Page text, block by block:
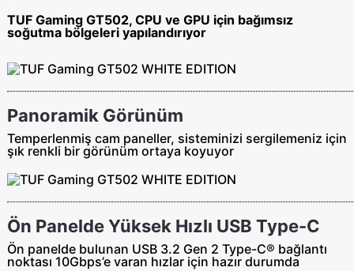
TUF Gaming GT502, CPU ve GPU için bağımsız
soğutma bölgeleri yapılandırıyor
Panoramik Görünüm
Temperlenmiş cam paneller, sisteminizi sergilemeniz için
şık renkli bir görünüm ortaya koyuyor
Ön Panelde Yüksek Hızlı USB Type-C
Ön panelde bulunan USB 3.2 Gen 2 Type-C® bağlantı
noktası 10Gbps’e varan hızlar için hazır durumda